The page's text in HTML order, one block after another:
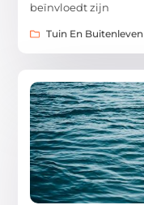
beïnvloedt zijn
Tuin En Buitenleven